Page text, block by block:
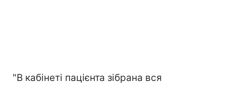
"В кабінеті пацієнта зібрана вся